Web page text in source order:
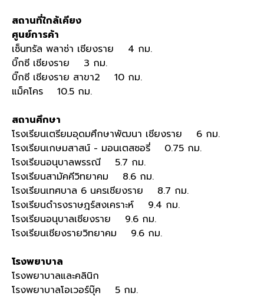
สถานที่ใกล้เคียง
ศูนย์การค้า
เซ็นทรัล พลาซ่า เชียงราย 4 กม.
บิ๊กซี เชียงราย 3 กม.
บิ๊กซี เชียงราย สาขา2 10 กม.
แม็คโคร 10.5 กม.
สถานศึกษา
โรงเรียนเตรียมอุดมศึกษาพัฒนา เชียงราย 6 กม.
โรงเรียนเกษมสาสน์ - มอนเตสซอรี่ 0.75 กม.
โรงเรียนอนุบาลพรรณี 5.7 กม.
โรงเรียนสามัคคีวิทยาคม 8.6 กม.
โรงเรียนเทศบาล 6 นครเชียงราย 8.7 กม.
โรงเรียนดำรงราษฎร์สงเคราะห์ 9.4 กม.
โรงเรียนอนุบาลเชียงราย 9.6 กม.
โรงเรียนเชียงรายวิทยาคม 9.6 กม.
โรงพยาบาล
โรงพยาบาลและคลินิก
โรงพยาบาลโอเวอร์บุ๊ค 5 กม.